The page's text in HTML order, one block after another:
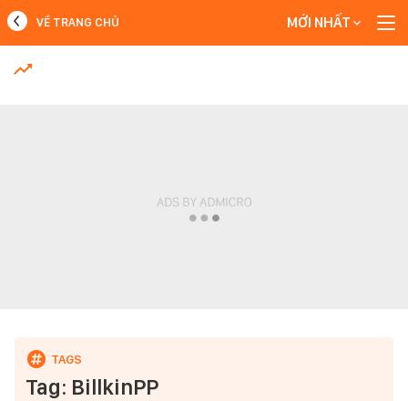
MỚI NHẤT
VỀ TRANG CHỦ MỚI NHẤT
Tag: BillkinPP